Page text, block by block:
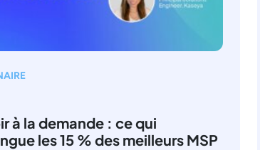
à la demande : ce qui
les 15 % des meilleurs MSP